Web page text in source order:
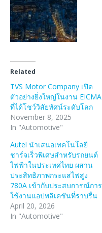
Related
TVS Motor Company เปิด
ตัวอย่างยิ่งใหญ่ในงาน EICMA
ที่ได้โชว์วิสัยทัศน์ระดับโลก
November 8, 2025
In "Automotive"
Autel นำเสนอเทคโนโลยี
ชาร์จเร็วพิเศษสำหรับรถยนต์
ไฟฟ้าในประเทศไทย ผสาน
ประสิทธิภาพกระแสไฟสูง
780A เข้ากับประสบการณ์การ
ใช้งานแอปพลิเคชันที่ราบรื่น
April 20, 2026
In "Automotive"